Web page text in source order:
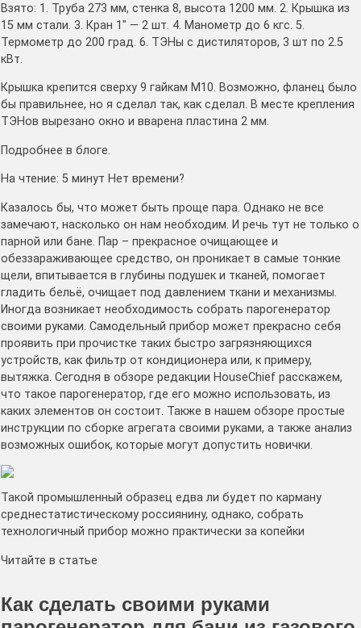
Взято: 1. Труба 273 мм, стенка 8, высота 1200 мм. 2. Крышка из
15 мм стали. 3. Кран 1″ — 2 шт. 4. Манометр до 6 кгс. 5.
Термометр до 200 град. 6. ТЭНы с дистиляторов, 3 шт по 2.5
кВт.
Крышка крепится сверху 9 гайкам М10. Возможно, фланец было
бы правильнее, но я сделал так, как сделал. В месте крепления
ТЭНов вырезано окно и вварена пластина 2 мм.
Подробнее в блоге.
На чтение: 5 минут Нет времени?
Казалось бы, что может быть проще пара. Однако не все
замечают, насколько он нам необходим. И речь тут не только о
парной или бане. Пар – прекрасное очищающее и
обеззараживающее средство, он проникает в самые тонкие
щели, впитывается в глубины подушек и тканей, помогает
гладить бельё, очищает под давлением ткани и механизмы.
Иногда возникает необходимость собрать парогенератор
своими руками. Самодельный прибор может прекрасно себя
проявить при прочистке таких быстро загрязняющихся
устройств, как фильтр от кондиционера или, к примеру,
вытяжка. Сегодня в обзоре редакции HouseChief расскажем,
что такое парогенератор, где его можно использовать, из
каких элементов он состоит. Также в нашем обзоре простые
инструкции по сборке агрегата своими руками, а также анализ
возможных ошибок, которые могут допустить новички.
Такой промышленный образец едва ли будет по карману
среднестатистическому россиянину, однако, собрать
технологичный прибор можно практически за копейки
Читайте в статье
Как сделать своими руками